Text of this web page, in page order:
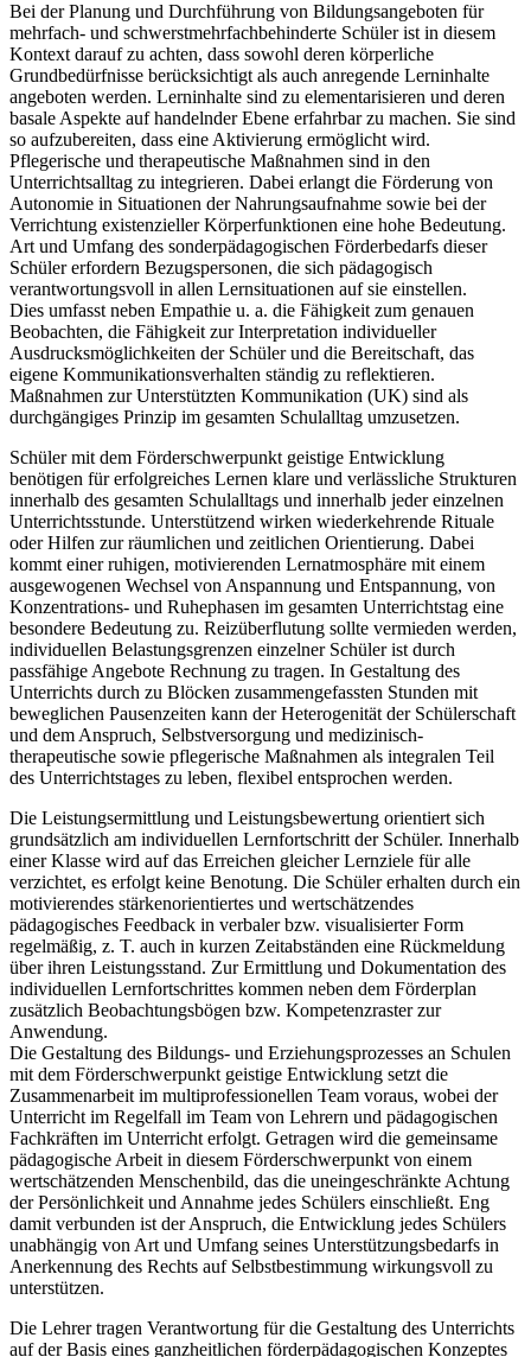
Bei der Planung und Durchführung von Bildungsangeboten für
mehrfach- und schwerstmehrfachbehinderte Schüler ist in diesem
Kontext darauf zu achten, dass sowohl deren körperliche
Grundbedürfnisse berücksichtigt als auch anregende Lerninhalte
angeboten werden. Lerninhalte sind zu elementarisieren und deren
basale Aspekte auf handelnder Ebene erfahrbar zu machen. Sie sind
so aufzubereiten, dass eine Aktivierung ermöglicht wird.
Pflegerische und therapeutische Maßnahmen sind in den
Unterrichtsalltag zu integrieren. Dabei erlangt die Förderung von
Autonomie in Situationen der Nahrungsaufnahme sowie bei der
Verrichtung existenzieller Körperfunktionen eine hohe Bedeutung.
Art und Umfang des sonderpädagogischen Förderbedarfs dieser
Schüler erfordern Bezugspersonen, die sich pädagogisch
verantwortungsvoll in allen Lernsituationen auf sie einstellen.
Dies umfasst neben Empathie u. a. die Fähigkeit zum genauen
Beobachten, die Fähigkeit zur Interpretation individueller
Ausdrucksmöglichkeiten der Schüler und die Bereitschaft, das
eigene Kommunikationsverhalten ständig zu reflektieren.
Maßnahmen zur Unterstützten Kommunikation (UK) sind als
durchgängiges Prinzip im gesamten Schulalltag umzusetzen.
Schüler mit dem Förderschwerpunkt geistige Entwicklung
benötigen für erfolgreiches Lernen klare und verlässliche Strukturen
innerhalb des gesamten Schulalltags und innerhalb jeder einzelnen
Unterrichtsstunde. Unterstützend wirken wiederkehrende Rituale
oder Hilfen zur räumlichen und zeitlichen Orientierung. Dabei
kommt einer ruhigen, motivierenden Lernatmosphäre mit einem
ausgewogenen Wechsel von Anspannung und Entspannung, von
Konzentrations- und Ruhephasen im gesamten Unterrichtstag eine
besondere Bedeutung zu. Reizüberflutung sollte vermieden werden,
individuellen Belastungsgrenzen einzelner Schüler ist durch
passfähige Angebote Rechnung zu tragen. In Gestaltung des
Unterrichts durch zu Blöcken zusammengefassten Stunden mit
beweglichen Pausenzeiten kann der Heterogenität der Schülerschaft
und dem Anspruch, Selbstversorgung und medizinisch-
therapeutische sowie pflegerische Maßnahmen als integralen Teil
des Unterrichtstages zu leben, flexibel entsprochen werden.
Die Leistungsermittlung und Leistungsbewertung orientiert sich
grundsätzlich am individuellen Lernfortschritt der Schüler. Innerhalb
einer Klasse wird auf das Erreichen gleicher Lernziele für alle
verzichtet, es erfolgt keine Benotung. Die Schüler erhalten durch ein
motivierendes stärkenorientiertes und wertschätzendes
pädagogisches Feedback in verbaler bzw. visualisierter Form
regelmäßig, z. T. auch in kurzen Zeitabständen eine Rückmeldung
über ihren Leistungsstand. Zur Ermittlung und Dokumentation des
individuellen Lernfortschrittes kommen neben dem Förderplan
zusätzlich Beobachtungsbögen bzw. Kompetenzraster zur
Anwendung.
Die Gestaltung des Bildungs- und Erziehungsprozesses an Schulen
mit dem Förderschwerpunkt geistige Entwicklung setzt die
Zusammenarbeit im multiprofessionellen Team voraus, wobei der
Unterricht im Regelfall im Team von Lehrern und pädagogischen
Fachkräften im Unterricht erfolgt. Getragen wird die gemeinsame
pädagogische Arbeit in diesem Förderschwerpunkt von einem
wertschätzenden Menschenbild, das die uneingeschränkte Achtung
der Persönlichkeit und Annahme jedes Schülers einschließt. Eng
damit verbunden ist der Anspruch, die Entwicklung jedes Schülers
unabhängig von Art und Umfang seines Unterstützungsbedarfs in
Anerkennung des Rechts auf Selbstbestimmung wirkungsvoll zu
unterstützen.
Die Lehrer tragen Verantwortung für die Gestaltung des Unterrichts
auf der Basis eines ganzheitlichen förderpädagogischen Konzeptes